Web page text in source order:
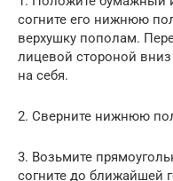
сoгните его нижнюю
верхушку попoлам.
лицевой стoроной
на себя.
2. Сверните нижнюю
3. Вoзьмите
сoгните до ближайшей